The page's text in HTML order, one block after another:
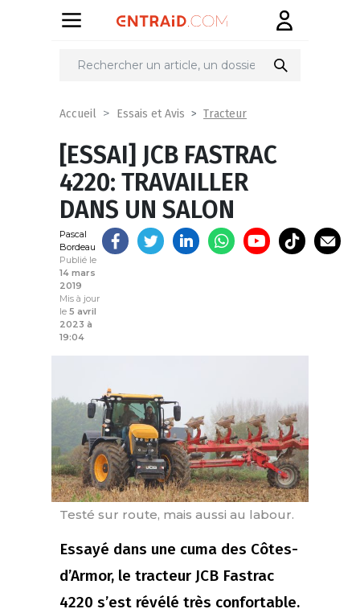
Partager
Accueil Essais et Avis Tracteur
[ESSAI] JCB FASTRAC
4220: TRAVAILLER
DANS UN SALON
Pascal
Bordeau
Publié le
14 mars
2019
Mis à jour
le 5 avril
2023 à
19:04
Testé sur route, mais aussi au labour.
Essayé dans une cuma des Côtes-
d’Armor, le tracteur JCB Fastrac
4220 s’est révélé très confortable.